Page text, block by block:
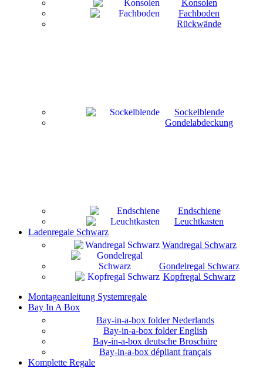
Konsolen
Fachboden
Rückwände
Sockelblende
Gondelabdeckung
Endschiene
Leuchtkasten
Ladenregale Schwarz
Wandregal Schwarz
Gondelregal Schwarz
Kopfregal Schwarz
Montageanleitung Systemregale
Bay In A Box
Bay-in-a-box folder Nederlands
Bay-in-a-box folder English
Bay-in-a-box deutsche Broschüre
Bay-in-a-box dépliant français
Komplette Regale